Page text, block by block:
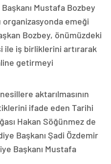
Mustafa Bozbey
organizasyonda emeği
Bozbey, önümüzdeki
ile iş birliklerini artırarak
getirmeyi
aktarılmasının
ifade eden Tarihi
Hakan Söğünmez de
Başkanı Şadi Özdemir
Başkanı Mustafa